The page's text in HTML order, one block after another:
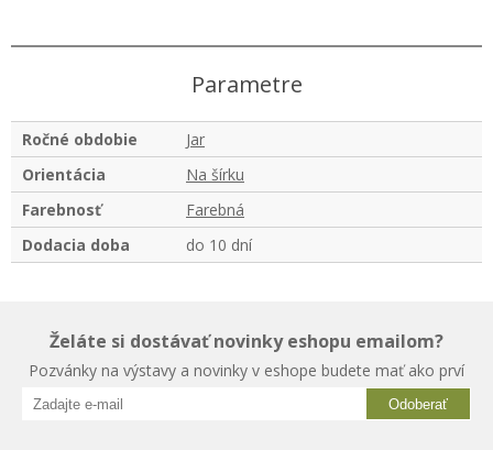
Parametre
Ročné obdobie
Jar
Orientácia
Na šírku
Farebnosť
Farebná
Dodacia doba
do 10 dní
Želáte si dostávať novinky eshopu emailom?
Pozvánky na výstavy a novinky v eshope budete mať ako prví
Odoberať